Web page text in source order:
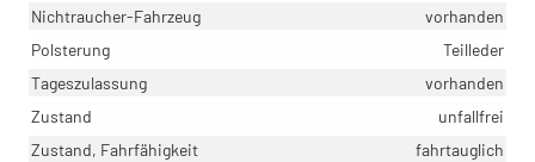
Nichtraucher-Fahrzeug
vorhanden
Polsterung
Teilleder
Tageszulassung
vorhanden
Zustand
unfallfrei
Zustand, Fahrfähigkeit
fahrtauglich